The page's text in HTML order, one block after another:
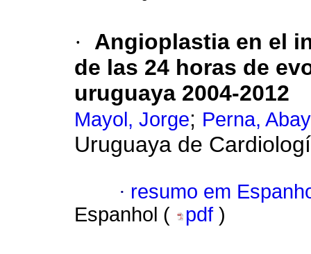
·
Angioplastia en el
de las 24 horas de
uruguaya 2004-2012
Mayol, Jorge; Perna,
Uruguaya de
· resumo em
Espanhol (
pdf )